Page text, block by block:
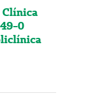
Clínica
0